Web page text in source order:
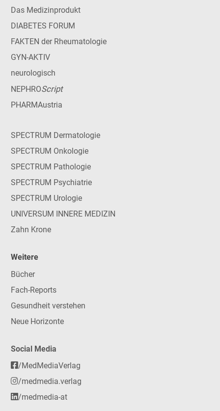
Das Medizinprodukt
DIABETES FORUM
FAKTEN der Rheumatologie
GYN-AKTIV
neurologisch
NEPHROScript
PHARMAustria
SPECTRUM Dermatologie
SPECTRUM Onkologie
SPECTRUM Pathologie
SPECTRUM Psychiatrie
SPECTRUM Urologie
UNIVERSUM INNERE MEDIZIN
Zahn Krone
Weitere
Bücher
Fach-Reports
Gesundheit verstehen
Neue Horizonte
Social Media
/MedMediaVerlag
/medmedia.verlag
/medmedia-at